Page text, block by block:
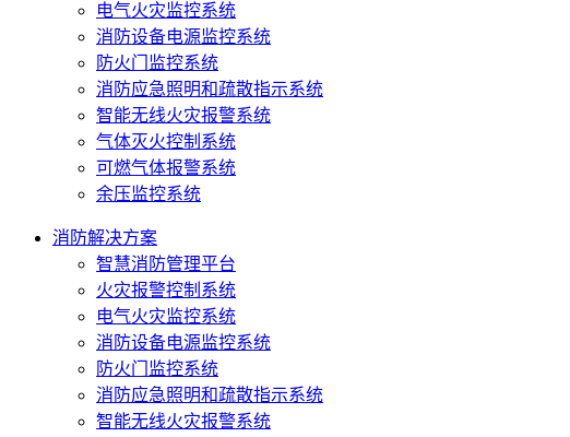
电气火灾监控系统
消防设备电源监控系统
防火门监控系统
消防应急照明和疏散指示系统
智能无线火灾报警系统
气体灭火控制系统
可燃气体报警系统
余压监控系统
消防解决方案
智慧消防管理平台
火灾报警控制系统
电气火灾监控系统
消防设备电源监控系统
防火门监控系统
消防应急照明和疏散指示系统
智能无线火灾报警系统